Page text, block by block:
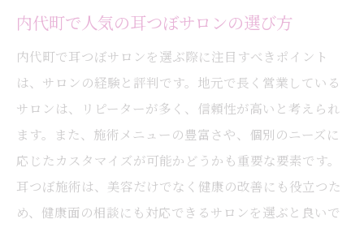
内代町で人気の耳つぼサロンの選び方
内代町で耳つぼサロンを選ぶ際に注目すべきポイント
は、サロンの経験と評判です。地元で長く営業している
サロンは、リピーターが多く、信頼性が高いと考えられ
ます。また、施術メニューの豊富さや、個別のニーズに
応じたカスタマイズが可能かどうかも重要な要素です。
耳つぼ施術は、美容だけでなく健康の改善にも役立つた
め、健康面の相談にも対応できるサロンを選ぶと良いで